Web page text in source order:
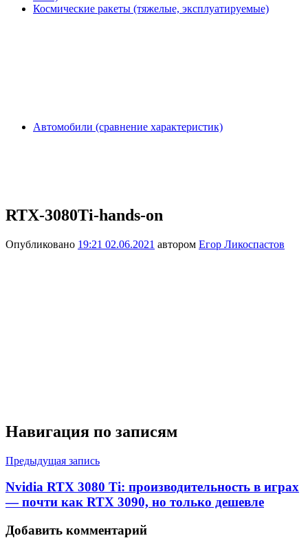
Космические ракеты (тяжелые, эксплуатируемые)
Автомобили (сравнение характеристик)
RTX-3080Ti-hands-on
Опубликовано 19:21 02.06.2021 автором Егор Ликоспастов
Навигация по записям
Предыдущая запись
Nvidia RTX 3080 Ti: производительность в играх
— почти как RTX 3090, но только дешевле
Добавить комментарий